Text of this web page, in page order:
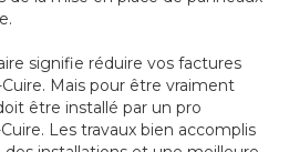
signifie réduire vos factures
Mais pour être vraiment
être installé par un pro
Les travaux bien accomplis